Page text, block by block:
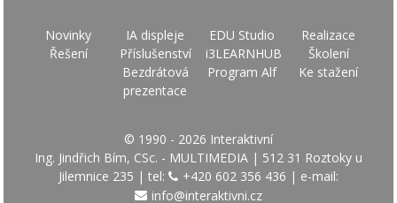
Novinky
Řešení
IA displeje
Příslušenství
Bezdrátová
prezentace
EDU Studio
i3LEARNHUB
Program Alf
Realizace
Školení
Ke stažení
© 1990 - 2026 Interaktivní
Ing. Jindřich Bím, CSc. - MULTIMEDIA | 512 31 Roztoky u
Jilemnice 235 | tel:
+420 602 356 436 | e-mail:
info@interaktivni.cz